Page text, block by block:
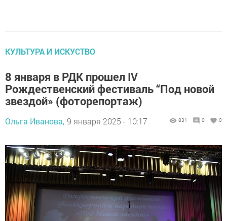
КУЛЬТУРА И ИСКУСТВО
8 января в РДК прошел IV
Рождественский фестиваль “Под новой
звездой» (фоторепортаж)
Ольга Иванова, 9 января 2025 - 10:17 831 0 0